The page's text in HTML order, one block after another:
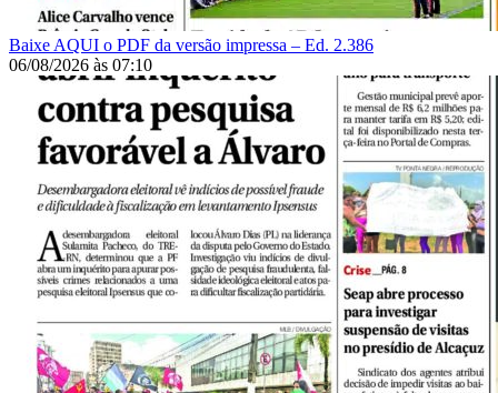
Baixe AQUI o PDF da versão impressa – Ed. 2.386
06/08/2026 às 07:10